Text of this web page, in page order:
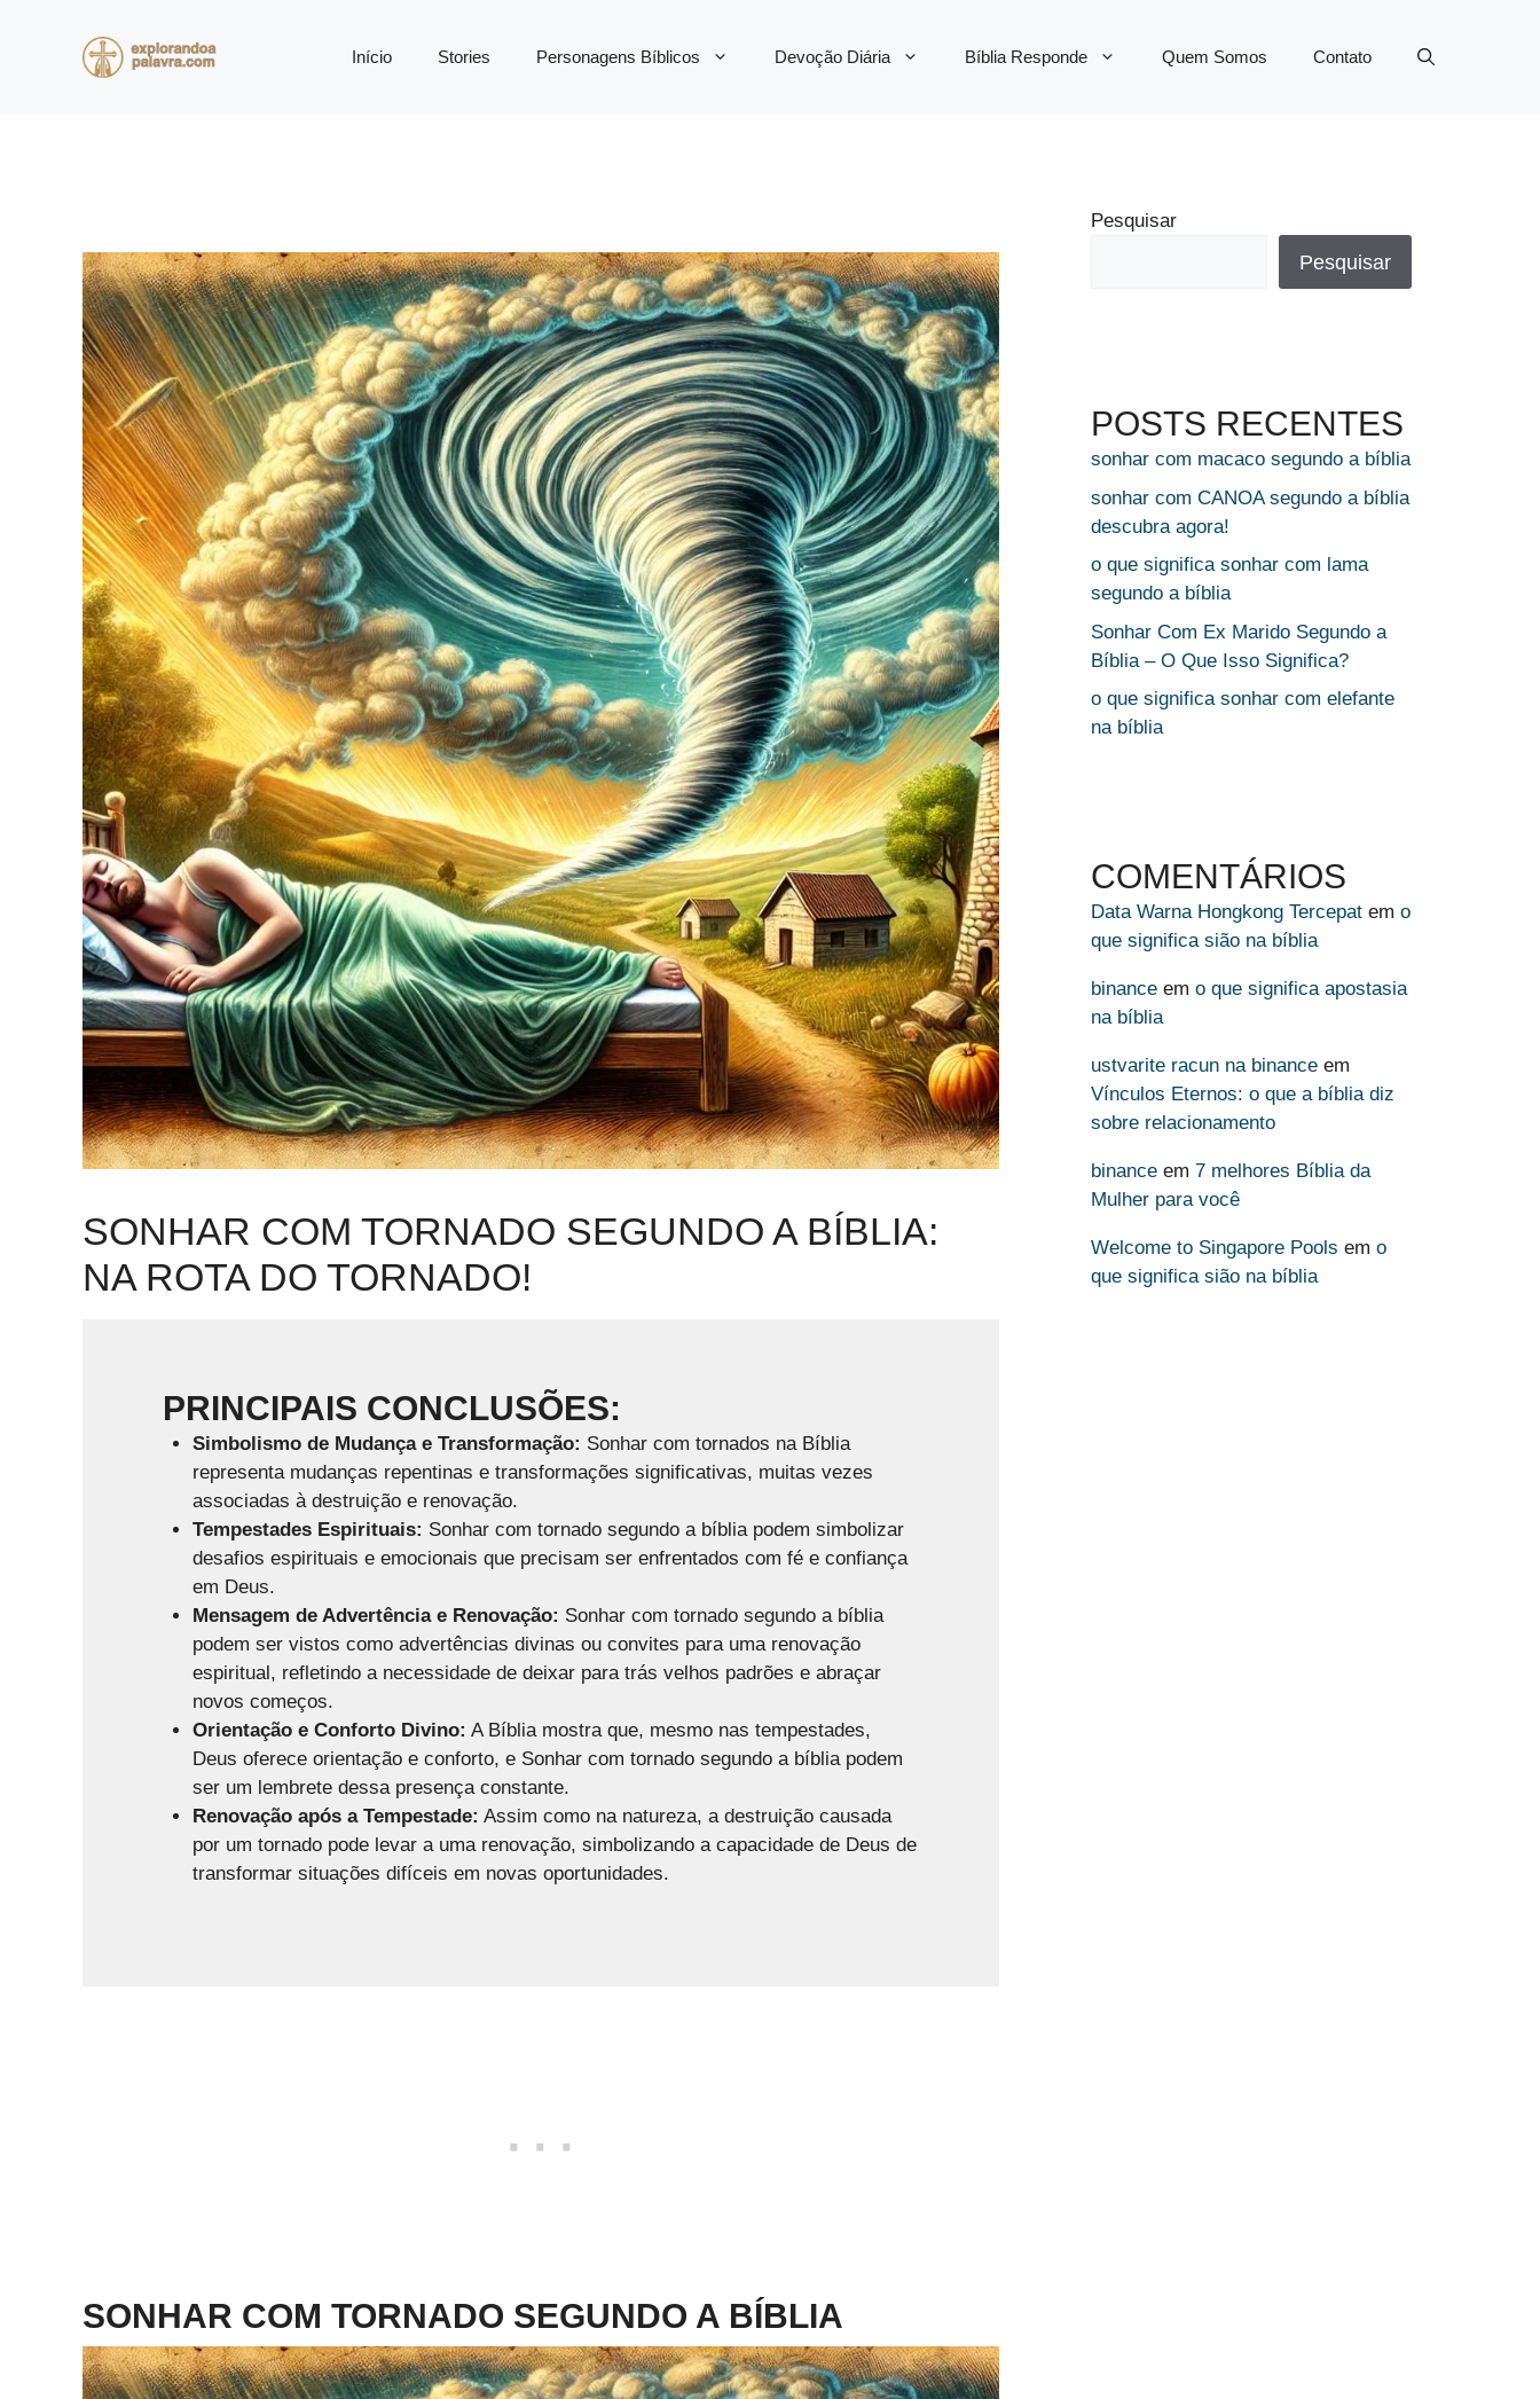
Início Stories Personagens Bíblicos Devoção Diária Bíblia Responde Quem Somos Contato
SONHAR COM TORNADO SEGUNDO A BÍBLIA:
NA ROTA DO TORNADO!
PRINCIPAIS CONCLUSÕES:
Simbolismo de Mudança e Transformação: Sonhar com tornados na Bíblia
representa mudanças repentinas e transformações significativas, muitas vezes
associadas à destruição e renovação.
Tempestades Espirituais: Sonhar com tornado segundo a bíblia podem simbolizar
desafios espirituais e emocionais que precisam ser enfrentados com fé e confiança
em Deus.
Mensagem de Advertência e Renovação: Sonhar com tornado segundo a bíblia
podem ser vistos como advertências divinas ou convites para uma renovação
espiritual, refletindo a necessidade de deixar para trás velhos padrões e abraçar
novos começos.
Orientação e Conforto Divino: A Bíblia mostra que, mesmo nas tempestades,
Deus oferece orientação e conforto, e Sonhar com tornado segundo a bíblia podem
ser um lembrete dessa presença constante.
Renovação após a Tempestade: Assim como na natureza, a destruição causada
por um tornado pode levar a uma renovação, simbolizando a capacidade de Deus de
transformar situações difíceis em novas oportunidades.
SONHAR COM TORNADO SEGUNDO A BÍBLIA
Pesquisar
Pesquisar
POSTS RECENTES
sonhar com macaco segundo a bíblia
sonhar com CANOA segundo a bíblia
descubra agora!
o que significa sonhar com lama
segundo a bíblia
Sonhar Com Ex Marido Segundo a
Bíblia – O Que Isso Significa?
o que significa sonhar com elefante
na bíblia
COMENTÁRIOS
Data Warna Hongkong Tercepat em o
que significa sião na bíblia
binance em o que significa apostasia
na bíblia
ustvarite racun na binance em
Vínculos Eternos: o que a bíblia diz
sobre relacionamento
binance em 7 melhores Bíblia da
Mulher para você
Welcome to Singapore Pools em o
que significa sião na bíblia